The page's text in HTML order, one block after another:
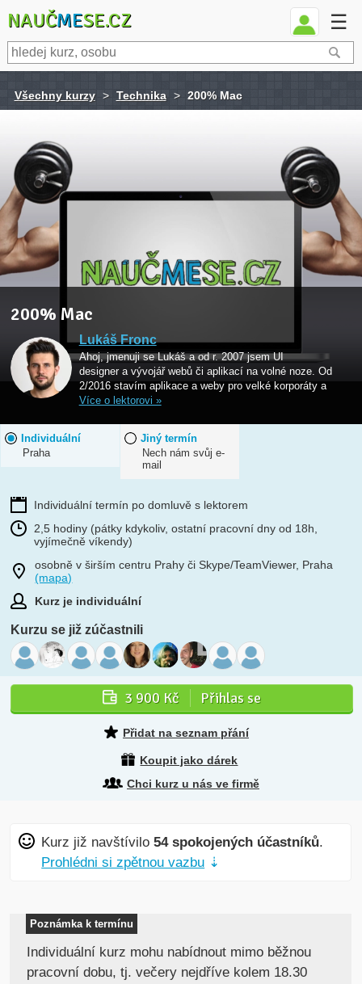
NAUČMESE.CZ ☰
Všechny kurzy > Technika > 200% Mac
200% Mac
Lukáš Fronc
Ahoj, jmenuji se Lukáš a od r. 2007 jsem UI
designer a vývojář webů či aplikací na volné noze. Od
2/2016 stavím aplikace a weby pro velké korporáty a
Více o lektorovi »
Individuální
Praha
Jiný termín
Nech nám svůj e-
mail
Individuální termín po domluvě s lektorem
2,5 hodiny (pátky kdykoliv, ostatní pracovní dny od 18h,
vyjímečně víkendy)
osobně v širším centru Prahy či Skype/TeamViewer, Praha
(mapa)
Kurz je individuální
Kurzu se již zúčastnili
3 900 Kč Přihlas se
Přidat na seznam přání
Koupit jako dárek
Chci kurz u nás ve firmě
Kurz již navštívilo54 spokojených účastníků.
Prohlédni si zpětnou vazbu ⇣
Poznámka k termínu
Individuální kurz mohu nabídnout mimo běžnou
pracovní dobu, tj. večery nejdříve kolem 18.30